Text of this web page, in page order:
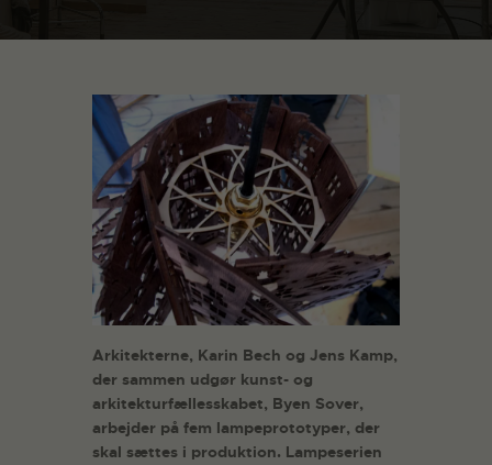
Arkitekterne, Karin Bech og Jens Kamp,
der sammen udgør kunst- og
arkitekturfællesskabet, Byen Sover,
arbejder på fem lampeprototyper, der
skal sættes i produktion. Lampeserien